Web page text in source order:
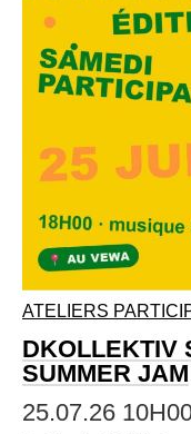
ATELIERS
DKOLLEKTIV
SUMMER JAM
25.07.26